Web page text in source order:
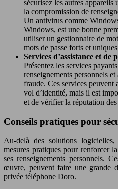
sécurisez les autres
la compromission de
Un antivirus comme
Windows, est une bonne
utiliser un gestionnaire de
mots de passe forts et
Services d’assistance et de
Présentez les services
renseignements personnels
fraude. Ces services peuvent
vol d’identité, mais il est
et de vérifier la réputation
Conseils pratiques pour
Au-delà des solutions
mesures pratiques pour renforcer
ses renseignements personnels.
œuvre, peuvent faire une grande
privée téléphone Doro.